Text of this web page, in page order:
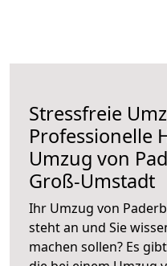
Stressfreie
Professionelle
Umzug von
Groß-Umstadt
Ihr Umzug von
steht an und Sie
machen sollen? Es